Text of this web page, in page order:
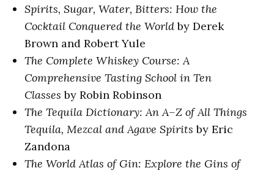
Spirits, Sugar, Water, Bitters: How the
Cocktail Conquered the Worldby Derek
Brown and Robert Yule
The Complete Whiskey Course: A
Comprehensive Tasting School in Ten
Classes by Robin Robinson
The Tequila Dictionary: An A–Z of All Things
Tequila, Mezcal and Agave Spirits by Eric
Zandona
The World Atlas of Gin: Explore the Gins of